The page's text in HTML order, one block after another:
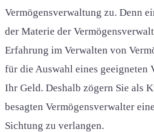
Vermögensverwaltung zu. Denn
der Materie der
Erfahrung im Verwalten von
für die Auswahl eines geeigneten
Ihr Geld. Deshalb zögern Sie als
besagten Vermögensverwalter
Sichtung zu verlangen.